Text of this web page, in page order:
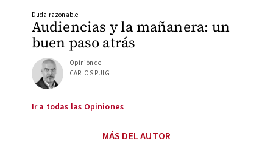
Audiencias y la mañanera: un
buen paso atrás
Duda razonable
Opinión de
CARLOS PUIG
Ir a todas las Opiniones
MÁS DEL AUTOR